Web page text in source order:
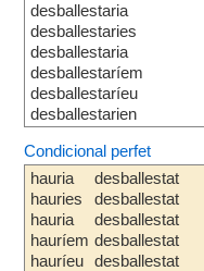
desballestaria
desballestaries
desballestaria
desballestaríem
desballestaríeu
desballestarien
Condicional perfet
hauria
hauries
hauria
hauríem
hauríeu
desballestat
desballestat
desballestat
desballestat
desballestat